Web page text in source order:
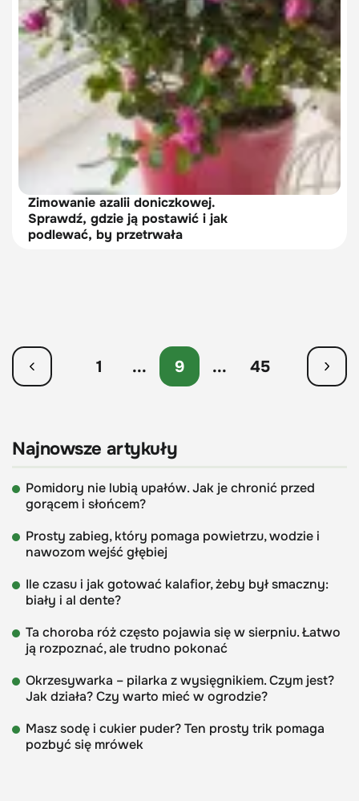
Zimowanie azalii doniczkowej.
Sprawdź, gdzie ją postawić i jak
podlewać, by przetrwała
1 ... 9 ... 45
Najnowsze artykuły
Pomidory nie lubią upałów. Jak je chronić przed
gorącem i słońcem?
Prosty zabieg, który pomaga powietrzu, wodzie i
nawozom wejść głębiej
Ile czasu i jak gotować kalafior, żeby był smaczny:
biały i al dente?
Ta choroba róż często pojawia się w sierpniu. Łatwo
ją rozpoznać, ale trudno pokonać
Okrzesywarka – pilarka z wysięgnikiem. Czym jest?
Jak działa? Czy warto mieć w ogrodzie?
Masz sodę i cukier puder? Ten prosty trik pomaga
pozbyć się mrówek